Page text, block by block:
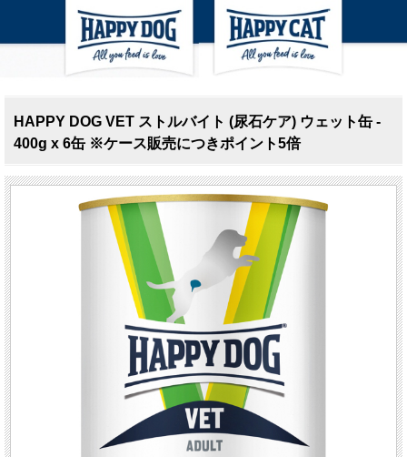
HAPPY DOG VET ストルバイト (尿石ケア) ウェット缶 -
400g x 6缶 ※ケース販売につきポイント5倍